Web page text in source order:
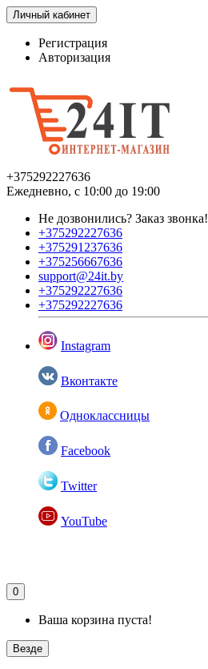
Личный кабинет
Регистрация
Авторизация
+375292227636
Ежедневно, с 10:00 до 19:00
Не дозвонились? Заказ звонка!
+375292227636
+375291237636
+375256667636
support@24it.by
+375292227636
+375292227636
Instagram
Вконтакте
Одноклассницы
Facebook
Twitter
YouTube
0
Ваша корзина пуста!
Везде